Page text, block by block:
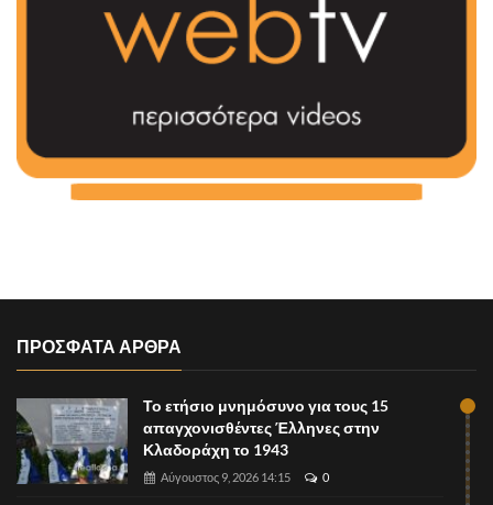
ΠΡΟΣΦΑΤΑ ΑΡΘΡΑ
Το ετήσιο μνημόσυνο για τους 15
απαγχονισθέντες Έλληνες στην
Κλαδοράχη το 1943
Αύγουστος 9, 2026 14:15 0